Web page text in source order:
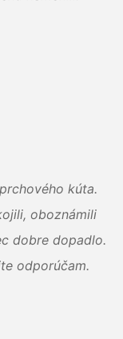
kúta.
oboznámili
dobre dopadlo.
odporúčam.